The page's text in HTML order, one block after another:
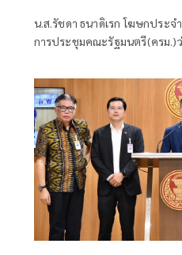
น.ส.รัชดา ธนาดิเรก โฆษกประ
การประชุมคณะรัฐมนตรี(ครม.)ว่
ร่วมรัฐบาลและนายกฯไปแล้วว่
ทำงานร่วมกันอย่างเต็มที่